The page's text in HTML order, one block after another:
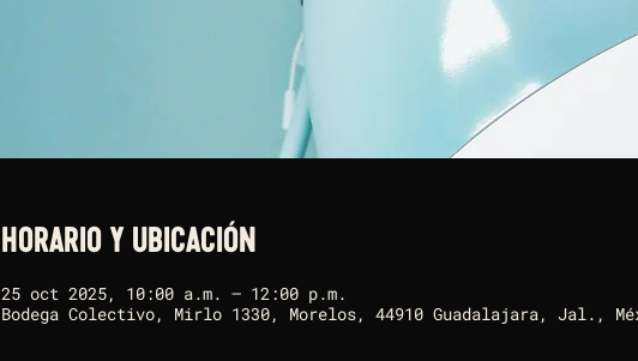
Horario y ubicación
25 oct 2025, 10:00 a.m. – 12:00 p.m.
Bodega Colectivo, Mirlo 1330, Morelos, 44910 Guadalajara, Jal.,